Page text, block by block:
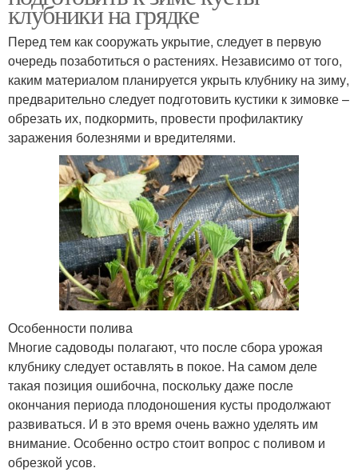
клубники на грядке
Перед тем как сооружать укрытие, следует в первую
очередь позаботиться о растениях. Независимо от того,
каким материалом планируется укрыть клубнику на зиму,
предварительно следует подготовить кустики к зимовке –
обрезать их, подкормить, провести профилактику
заражения болезнями и вредителями.
Особенности полива
Многие садоводы полагают, что после сбора урожая
клубнику следует оставлять в покое. На самом деле
такая позиция ошибочна, поскольку даже после
окончания периода плодоношения кусты продолжают
развиваться. И в это время очень важно уделять им
внимание. Особенно остро стоит вопрос с поливом и
обрезкой усов.